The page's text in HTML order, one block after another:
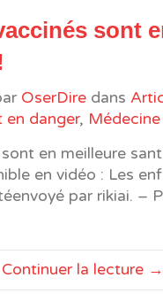
sont
OserDire dans
en danger,
en meilleure
en vidéo : Les
par rikiai. –
Continuer la lecture →